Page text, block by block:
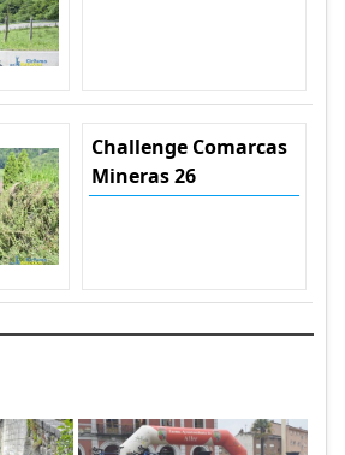
Challenge Comarcas
Mineras 26